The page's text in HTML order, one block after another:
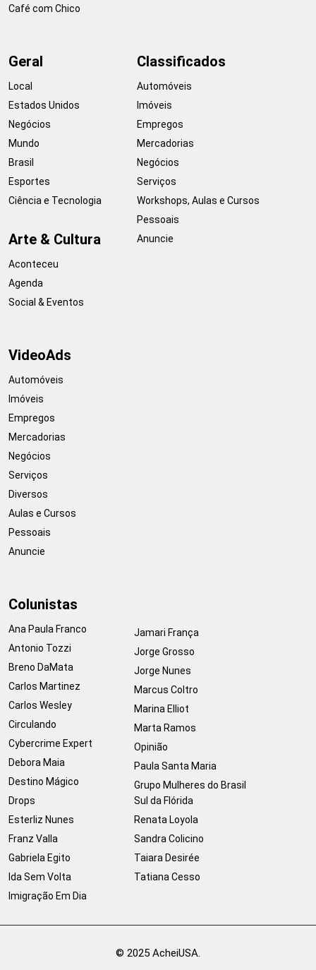
Café com Chico
Geral
Local
Estados Unidos
Negócios
Mundo
Brasil
Esportes
Ciência e Tecnologia
Arte & Cultura
Aconteceu
Agenda
Social & Eventos
Classificados
Automóveis
Imóveis
Empregos
Mercadorias
Negócios
Serviços
Workshops, Aulas e Cursos
Pessoais
Anuncie
VideoAds
Automóveis
Imóveis
Empregos
Mercadorias
Negócios
Serviços
Diversos
Aulas e Cursos
Pessoais
Anuncie
Colunistas
Ana Paula Franco
Antonio Tozzi
Breno DaMata
Carlos Martinez
Carlos Wesley
Circulando
Cybercrime Expert
Debora Maia
Destino Mágico
Drops
Esterliz Nunes
Franz Valla
Gabriela Egito
Ida Sem Volta
Imigração Em Dia
Jamari França
Jorge Grosso
Jorge Nunes
Marcus Coltro
Marina Elliot
Marta Ramos
Opinião
Paula Santa Maria
Grupo Mulheres do Brasil
Sul da Flórida
Renata Loyola
Sandra Colicino
Taiara Desirée
Tatiana Cesso
© 2025 AcheiUSA.